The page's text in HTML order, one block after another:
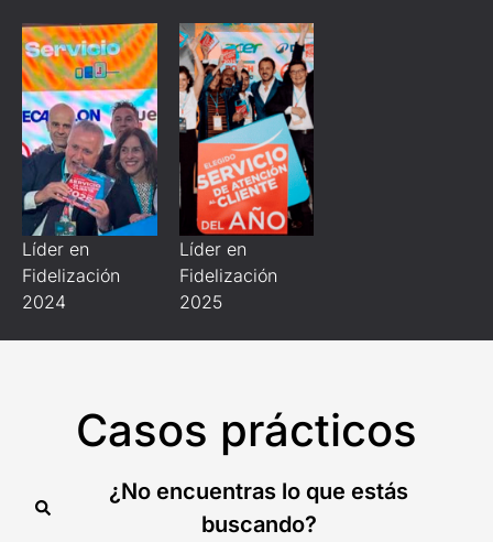
Líder en
Fidelización
2024
Líder en
Fidelización
2025
Casos prácticos
¿No encuentras lo que estás
buscando?